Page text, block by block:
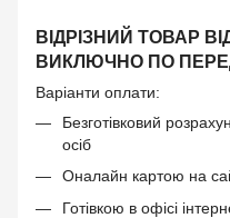
ВІДРІЗНИЙ ТОВАР
ВИКЛЮЧНО ПО
Варіанти оплати:
Безготівковий
осіб
Оналайн картою на
Готівкою в офісі